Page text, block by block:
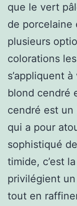
que le vert
de porcelaine
plusieurs
colorations
s’appliquent
blond cendré
cendré est
qui a pour
sophistiqué
timide, c’est
privilégient
tout en